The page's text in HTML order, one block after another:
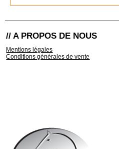
// A PROPOS DE NOUS
Mentions légales
Conditions générales de vente